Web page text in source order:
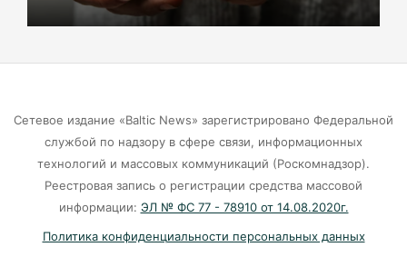
Сетевое издание «Baltic News» зарегистрировано Федеральной
службой по надзору в сфере связи, информационных
технологий и массовых коммуникаций (Роскомнадзор).
Реестровая запись о регистрации средства массовой
информации: ЭЛ № ФС 77 - 78910 от 14.08.2020г.
Политика конфиденциальности персональных данных